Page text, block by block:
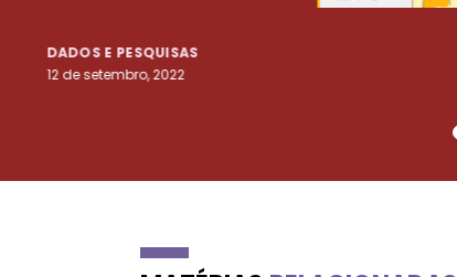
DADOS E PESQUISAS
12 de setembro, 2022